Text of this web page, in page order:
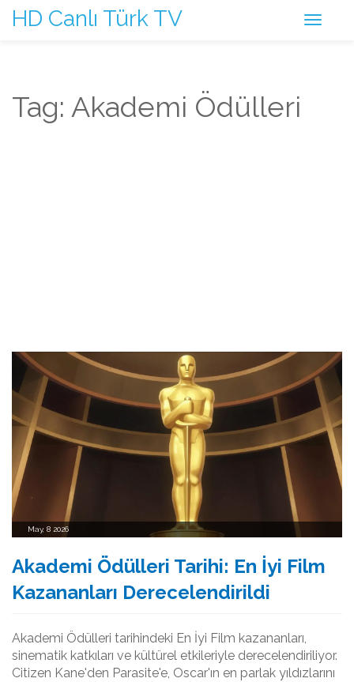
HD Canlı Türk TV
Tag: Akademi Ödülleri
May, 8 2026
Akademi Ödülleri Tarihi: En İyi Film
Kazananları Derecelendirildi
Akademi Ödülleri tarihindeki En İyi Film kazananları,
sinematik katkıları ve kültürel etkileriyle derecelendiriliyor.
Citizen Kane'den Parasite'e, Oscar'ın en parlak yıldızlarını